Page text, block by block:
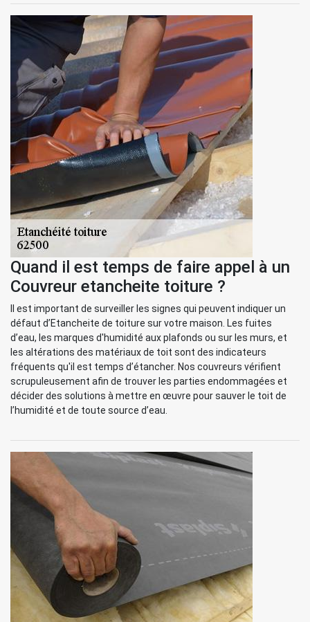
Quand il est temps de faire appel à un
Couvreur etancheite toiture ?
Il est important de surveiller les signes qui peuvent indiquer un
défaut d’Etancheite de toiture sur votre maison. Les fuites
d’eau, les marques d'humidité aux plafonds ou sur les murs, et
les altérations des matériaux de toit sont des indicateurs
fréquents qu'il est temps d’étancher. Nos couvreurs vérifient
scrupuleusement afin de trouver les parties endommagées et
décider des solutions à mettre en œuvre pour sauver le toit de
l’humidité et de toute source d’eau.